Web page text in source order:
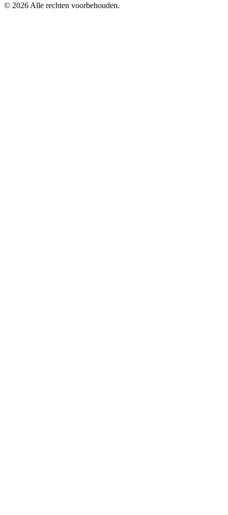
© 2026 Alle rechten voorbehouden.